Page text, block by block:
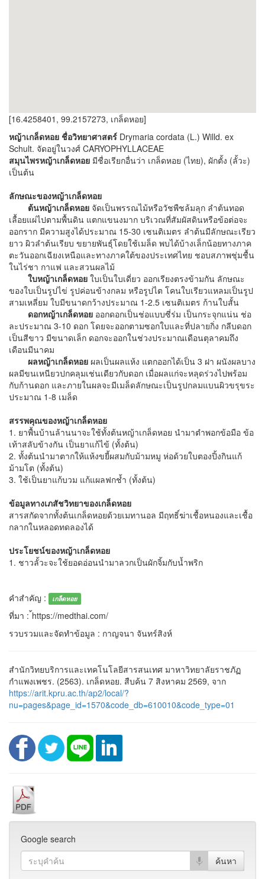
[16.4258401, 99.2157273, เกล็ดหอย]
หญ้าเกล็ดหอย ชื่อวิทยาศาสตร์ Drymaria cordata (L.) Willd. ex
Schult. จัดอยู่ในวงศ์ CARYOPHYLLACEAE
สมุนไพรหญ้าเกล็ดหอย มีชื่อเรียกอื่นว่า เกล็ดหอย (ไทย), ผักตั้ง (ลั้วะ)
เป็นต้น
ลักษณะของหญ้าเกล็ดหอย
ต้นหญ้าเกล็ดหอย จัดเป็นพรรณไม้หรือวัชพืชล้มลุก ลำต้นทอด
เลื้อยแผ่ไปตามพื้นดิน แตกแขนงมาก บริเวณที่สัมผัสดินหรือข้อต่อจะ
ออกราก มีความสูงได้ประมาณ 15-30 เซนติเมตร ลำต้นมีลักษณะเรียว
ยาว ผิวลำต้นเรียบ ขยายพันธุ์โดยใช้เมล็ด พบได้บ้างเล็กน้อยทางภาค
ตะวันออกเฉียงเหนือและทางภาคใต้ของประเทศไทย ชอบสภาพชุ่มชื้น
ในไร่ชา กาแฟ และสวนผลไม้
ใบหญ้าเกล็ดหอย ใบเป็นใบเดี่ยว ออกเรียงตรงข้ามกัน ลักษณะ
ของใบเป็นรูปไข่ รูปค่อนข้างกลม หรือรูปไต โคนใบเรียวแหลมเป็นรูป
สามเหลี่ยม ใบมีขนาดกว้างประมาณ 1-2.5 เซนติเมตร ก้านใบสั้น
ดอกหญ้าเกล็ดหอย ออกดอกเป็นช่อแบบซี่ร่ม เป็นกระจุกแน่น ช่อ
ละประมาณ 3-10 ดอก โดยจะออกตามซอกใบและที่ปลายกิ่ง กลีบดอก
เป็นสีขาว มีขนาดเล็ก ดอกจะออกในช่วงประมาณเดือนตุลาคมถึง
เดือนมีนาคม
ผลหญ้าเกล็ดหอย ผลเป็นผลแห้ง แตกออกได้เป็น 3 ฝา ผนังผลบาง
ผลมีขนเหนียวปกคลุมเช่นเดียวกับดอก เมื่อผลแก่จะหลุดร่วงไปพร้อม
กับก้านดอก และภายในผลจะมีเมล็ดลักษณะเป็นรูปกลมแบนผิวขรุขระ
ประมาณ 1-8 เมล็ด
สรรพคุณของหญ้าเกล็ดหอย
1. ยาพื้นบ้านล้านนาจะใช้ทั้งต้นหญ้าเกล็ดหอย นำมาตำพอกข้อมือ ข้อ
เท้าสลับข้างกัน เป็นยาแก้ไข้ (ทั้งต้น)
2. ทั้งต้นนำมาตากให้แห้งขยี้ผสมกับม้ามหมู ห่อด้วยใบตองปิ้งกินแก้
ม้ามโต (ทั้งต้น)
3. ใช้เป็นยาแก้บวม แก้แผลฟกช้ำ (ทั้งต้น)
ข้อมูลทางเภสัชวิทยาของเกล็ดหอย
สารสกัดจากทั้งต้นเกล็ดหอยด้วยเมทานอล มีฤทธิ์ฆ่าเชื้อหนองและเชื้อ
กลากในหลอดทดลองได้
ประโยชน์ของหญ้าเกล็ดหอย
1. ชาวลั้วะจะใช้ยอดอ่อนนำมาลวกเป็นผักจิ้มกับน้ำพริก
คำสำคัญ : เกล็ดหอย
ที่มา : ้https://medthai.com/
รวบรวมและจัดทำข้อมูล : กาญจนา จันทร์สิงห์
สำนักวิทยบริการและเทคโนโลยีสารสนเทศ มาหาวิทยาลัยราชภัฏ
กำแพงเพชร. (2563). เกล็ดหอย. สืบค้น 7 สิงหาคม 2569, จาก
https://arit.kpru.ac.th/ap2/local/?
nu=pages&page_id=1570&code_db=610010&code_type=01
Google search